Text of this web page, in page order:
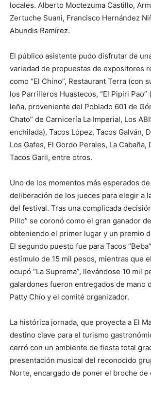
locales. Alberto Moctezuma Castillo,
Zertuche Suani, Francisco Hernández
Abundis Ramírez.
El público asistente pudo disfrutar de
variedad de propuestas de expositores
como “El Chino”, Restaurant Terra (con
los Parrilleros Huastecos, “El Pipiri Pao”
leña, proveniente del Poblado 601 de
Chato” de Carnicería La Imperial, Los
enchilada), Tacos López, Tacos Galván,
Los Gafes, El Gordo Perales, La Cabaña,
Tacos Garil, entre otros.
Uno de los momentos más esperados
deliberación de los jueces para elegir a
del festival. Tras una complicada
Pillo” se coronó como el gran ganador
obteniendo el primer lugar y un premio
El segundo puesto fue para Tacos
estímulo de 15 mil pesos, mientras que
ocupó “La Suprema”, llevándose 10 mil
galardones fueron entregados de mano
Patty Chío y el comité organizador.
La histórica jornada, que proyecta a El
destino clave para el turismo
cerró con un ambiente de fiesta total
presentación musical del reconocido
Norte, encargado de poner el broche de